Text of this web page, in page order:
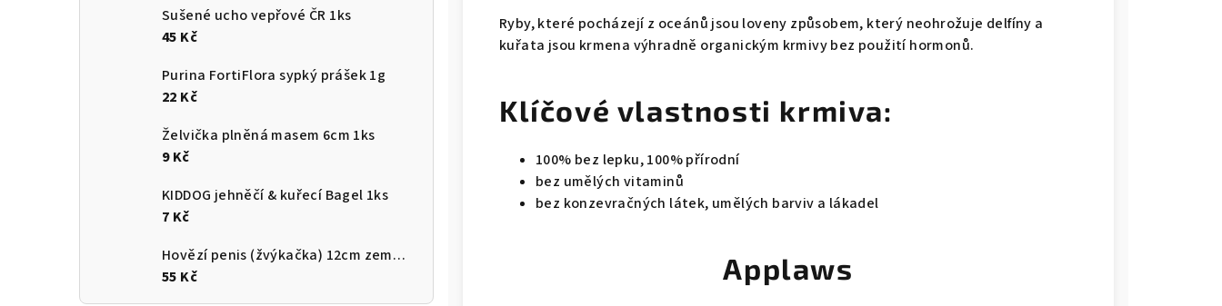
Sušené ucho vepřové ČR 1ks
45 Kč
Purina FortiFlora sypký prášek 1g
22 Kč
Želvička plněná masem 6cm 1ks
9 Kč
KIDDOG jehněčí & kuřecí Bagel 1ks
7 Kč
Hovězí penis (žvýkačka) 12cm země původu ČR
55 Kč
Ryby, které pocházejí z oceánů jsou loveny způsobem, který neohrožuje delfíny a
kuřata jsou krmena výhradně organickým krmivy bez použití hormonů.
Klíčové vlastnosti krmiva:
100% bez lepku, 100% přírodní
bez umělých vitaminů
bez konzevračných látek, umělých barviv a lákadel
Applaws